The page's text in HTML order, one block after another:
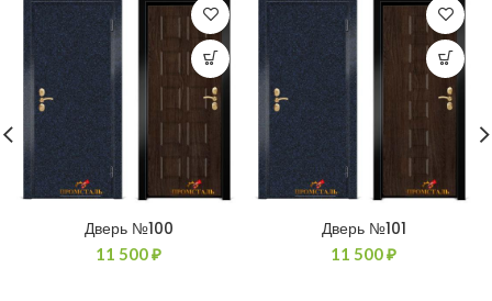
Дверь №100
11 500₽
Дверь №101
11 500₽